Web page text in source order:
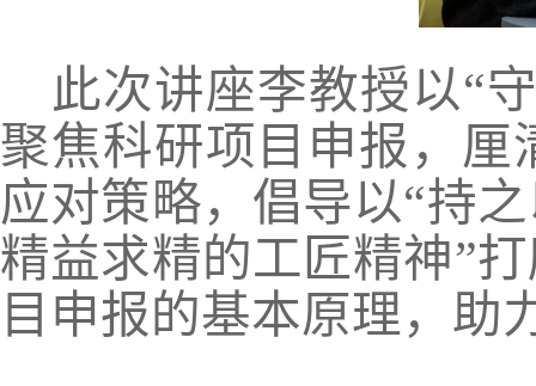
此次讲座李教授以“
聚焦科研项目申报，
应对策略，倡导以“持
精益求精的工匠精神”
目申报的基本原理，助